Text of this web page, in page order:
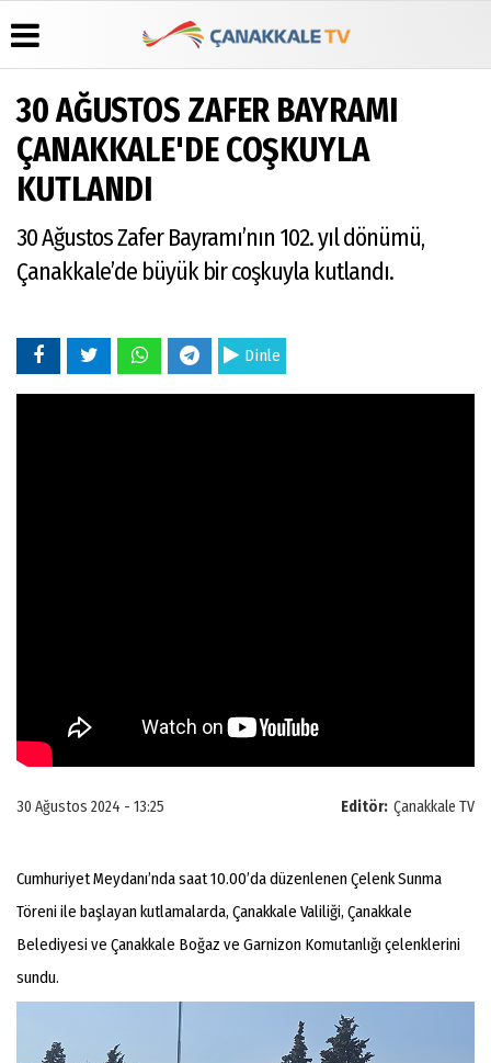
Üye Paneli
Haber
Arşivi
Arşivi
Günün
Haberleri
Hava
Durumu
Anketler
Biyografiler
Köşe
Yazarları
Foto
Gizlilik
İlkeleri
30 AĞUSTOS ZAFER BAYRAMI
ÇANAKKALE'DE COŞKUYLA
KUTLANDI
30 Ağustos Zafer Bayramı’nın 102. yıl dönümü,
Çanakkale’de büyük bir coşkuyla kutlandı.
Dinle
Editör: Çanakkale TV
30 Ağustos 2024 - 13:25
Cumhuriyet Meydanı’nda saat 10.00’da düzenlenen Çelenk Sunma
Töreni ile başlayan kutlamalarda, Çanakkale Valiliği, Çanakkale
Belediyesi ve Çanakkale Boğaz ve Garnizon Komutanlığı çelenklerini
sundu.